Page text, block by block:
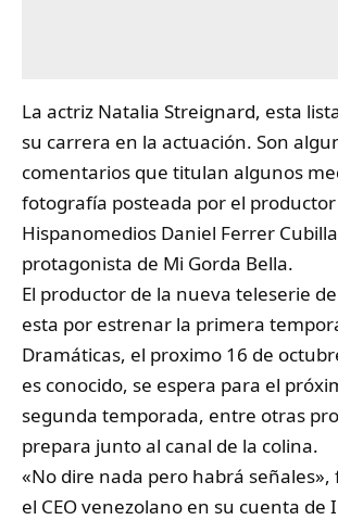
La actriz Natalia Streignard, esta
su carrera en la actuación. Son
comentarios que titulan algunos
fotografía posteada por el productor
Hispanomedios Daniel Ferrer
protagonista de Mi Gorda Bella.
El productor de la nueva teleserie
esta por estrenar la primera
Dramáticas, el proximo 16 de
es conocido, se espera para el
segunda temporada, entre otras
prepara junto al canal de la colina.
«No dire nada pero habrá señales»,
el CEO venezolano en su cuenta de